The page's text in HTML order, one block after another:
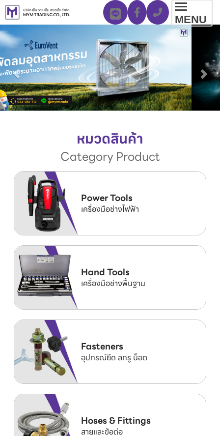
MENU
หมวดสินค้า
Category Product
Power Tools
เครื่องมือช่างไฟฟ้า
Hand Tools
เครื่องมือช่างพื้นฐาน
Fasteners
อุปกรณ์ยึด สกรู น็อต
Hoses & Fittings
สายและข้อต่อ